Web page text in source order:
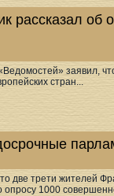
рассказал
заявил,
стран...
две трети жителей
опросу 1000